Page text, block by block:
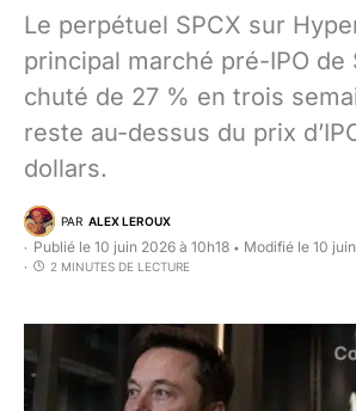
Le perpétuel SPCX sur
principal marché pré-IPO de
chuté de 27 % en trois
reste au-dessus du prix
dollars.
PAR ALEX LEROUX
Publié le 10 juin 2026 à 10h18 • Modifié le 10
2 MINUTES DE LECTURE